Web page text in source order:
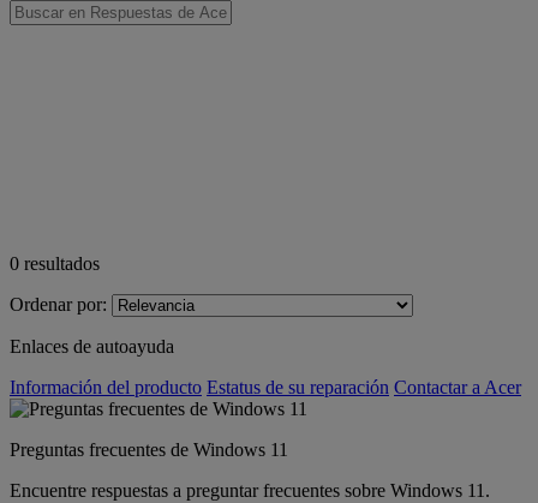
0 resultados
Ordenar por:
Enlaces de autoayuda
Información del producto Estatus de su reparación Contactar a Acer
Preguntas frecuentes de Windows 11
Encuentre respuestas a preguntar frecuentes sobre Windows 11.